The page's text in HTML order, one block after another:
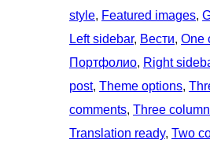
style, Featured images,
Left sidebar, Вести, One
Портфолио, Right
post, Theme options,
comments, Three
Translation ready, Two